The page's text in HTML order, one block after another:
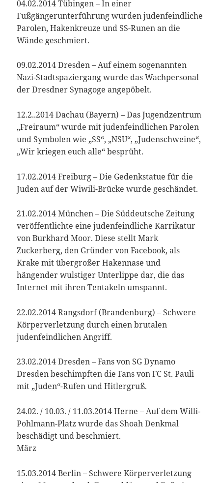
04.02.2014 Tübingen – In einer
Fußgängerunterführung wurden judenfeindliche
Parolen, Hakenkreuze und SS-Runen an die
Wände geschmiert.
09.02.2014 Dresden – Auf einem sogenannten
Nazi-Stadtspaziergang wurde das Wachpersonal
der Dresdner Synagoge angepöbelt.
12.2..2014 Dachau (Bayern) – Das Jugendzentrum
„Freiraum“ wurde mit judenfeindlichen Parolen
und Symbolen wie „SS“, „NSU“, „Judenschweine“,
„Wir kriegen euch alle“ besprüht.
17.02.2014 Freiburg – Die Gedenkstatue für die
Juden auf der Wiwili-Brücke wurde geschändet.
21.02.2014 München – Die Süddeutsche Zeitung
veröffentlichte eine judenfeindliche Karrikatur
von Burkhard Moor. Diese stellt Mark
Zuckerberg, den Gründer von Facebook, als
Krake mit übergroßer Hakennase und
hängender wulstiger Unterlippe dar, die das
Internet mit ihren Tentakeln umspannt.
22.02.2014 Rangsdorf (Brandenburg) – Schwere
Körperverletzung durch einen brutalen
judenfeindlichen Angriff.
23.02.2014 Dresden – Fans von SG Dynamo
Dresden beschimpften die Fans von FC St. Pauli
mit „Juden“-Rufen und Hitlergruß.
24.02. / 10.03. / 11.03.2014 Herne – Auf dem Willi-
Pohlmann-Platz wurde das Shoah Denkmal
beschädigt und beschmiert.
März
15.03.2014 Berlin – Schwere Körperverletzung